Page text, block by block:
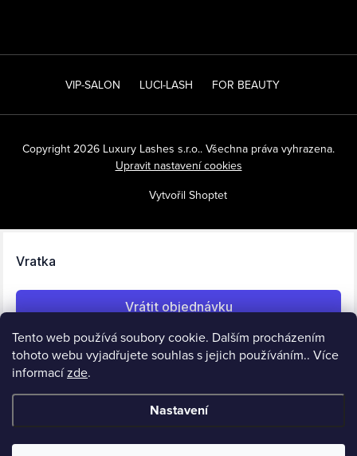
Tento web používá soubory cookie. Dalším procházením
tohoto webu vyjadřujete souhlas s jejich používáním.. Více
informacízde.
Nastavení
VIP-SALON LUCI-LASH FOR BEAUTY
Vytvořil Shoptet
Copyright 2026 Luxury Lashes s.r.o.. Všechna práva vyhrazena.
Upravit nastavení cookies